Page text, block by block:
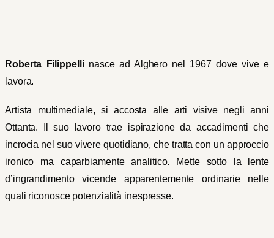
Roberta Filippelli nasce ad Alghero nel 1967 dove vive e
lavora.
Artista multimediale, si accosta alle arti visive negli anni
Ottanta. Il suo lavoro trae ispirazione da accadimenti che
incrocia nel suo vivere quotidiano, che tratta con un approccio
ironico ma caparbiamente analitico. Mette sotto la lente
d’ingrandimento vicende apparentemente ordinarie nelle
quali riconosce potenzialità inespresse.